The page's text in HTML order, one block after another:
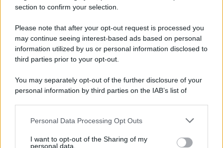
section to confirm your selection.
Please note that after your opt-out request is processed you
may continue seeing interest-based ads based on personal
information utilized by us or personal information disclosed to
third parties prior to your opt-out.
You may separately opt-out of the further disclosure of your
personal information by third parties on the IAB’s list of
This information may also be disclosed by us to third parties
disclose it to other third parties.
Personal Data Processing Opt Outs
I want to opt-out of the Sharing of my
personal data.
Gameland
Scoop Mag
Lgbtqia News
Motors Magazine 365
Home Magazine 365
Cineverse Magazine